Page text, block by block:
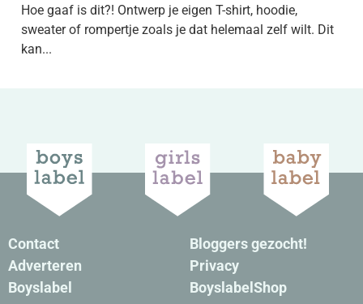
Hoe gaaf is dit?! Ontwerp je eigen T-shirt, hoodie,
sweater of rompertje zoals je dat helemaal zelf wilt. Dit
kan...
Contact
Adverteren
Boyslabel
Bloggers gezocht!
Privacy
BoyslabelShop